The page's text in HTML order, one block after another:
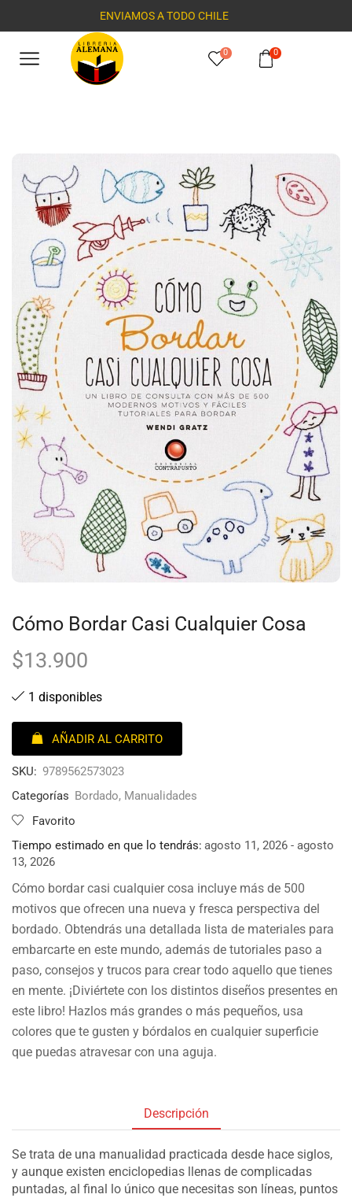
ENVIAMOS A TODO CHILE
0 0
Cómo Bordar Casi Cualquier Cosa
$13.900
1 disponibles
AÑADIR AL CARRITO
SKU: 9789562573023
Categorías Bordado, Manualidades
Favorito
Tiempo estimado en que lo tendrás: agosto 11, 2026 - agosto
13, 2026
Cómo bordar casi cualquier cosa incluye más de 500
motivos que ofrecen una nueva y fresca perspectiva del
bordado. Obtendrás una detallada lista de materiales para
embarcarte en este mundo, además de tutoriales paso a
paso, consejos y trucos para crear todo aquello que tienes
en mente. ¡Diviértete con los distintos diseños presentes en
este libro! Hazlos más grandes o más pequeños, usa
colores que te gusten y bórdalos en cualquier superficie
que puedas atravesar con una aguja.
Descripción
Se trata de una manualidad practicada desde hace siglos,
y aunque existen enciclopedias llenas de complicadas
puntadas, al final lo único que necesitas son líneas, puntos